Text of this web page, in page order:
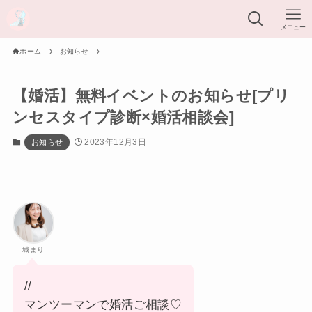
メニュー
ホーム お知らせ
【婚活】無料イベントのお知らせ[プリ
ンセスタイプ診断×婚活相談会]
お知らせ 2023年12月3日
城まり
//
マンツーマンで婚活ご相談♡